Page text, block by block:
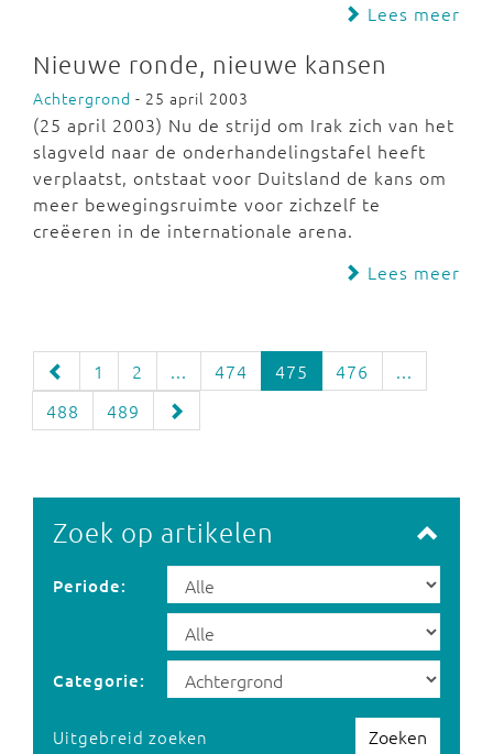
Lees meer
Nieuwe ronde, nieuwe kansen
Achtergrond - 25 april 2003
(25 april 2003) Nu de strijd om Irak zich van het
slagveld naar de onderhandelingstafel heeft
verplaatst, ontstaat voor Duitsland de kans om
meer bewegingsruimte voor zichzelf te
creëeren in de internationale arena.
Lees meer
1 2 ... 474 475 476
...
488
489
Zoek op artikelen
Periode:
Categorie:
Zoeken
Uitgebreid zoeken